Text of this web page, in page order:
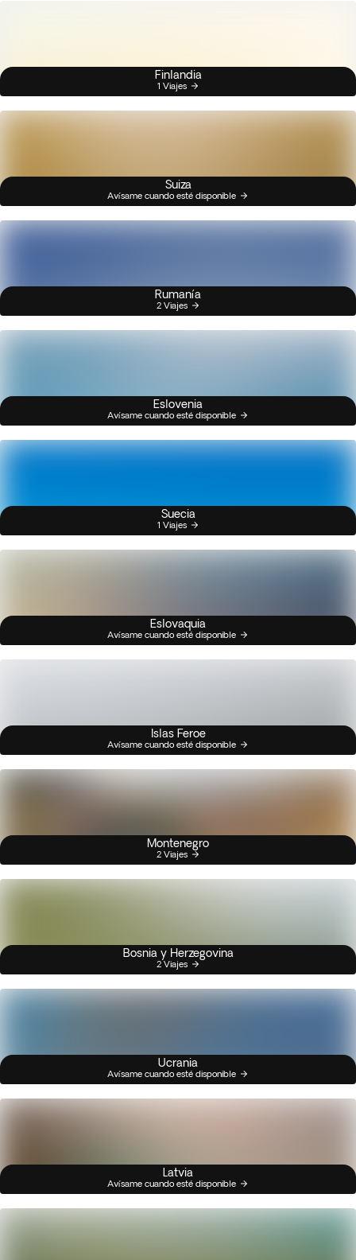
Finlandia
1 Viajes
Suiza
Avísame cuando esté disponible
Rumanía
2 Viajes
Eslovenia
Avísame cuando esté disponible
Suecia
1 Viajes
Eslovaquia
Avísame cuando esté disponible
Islas Feroe
Avísame cuando esté disponible
Montenegro
2 Viajes
Bosnia y Herzegovina
2 Viajes
Ucrania
Avísame cuando esté disponible
Latvia
Avísame cuando esté disponible